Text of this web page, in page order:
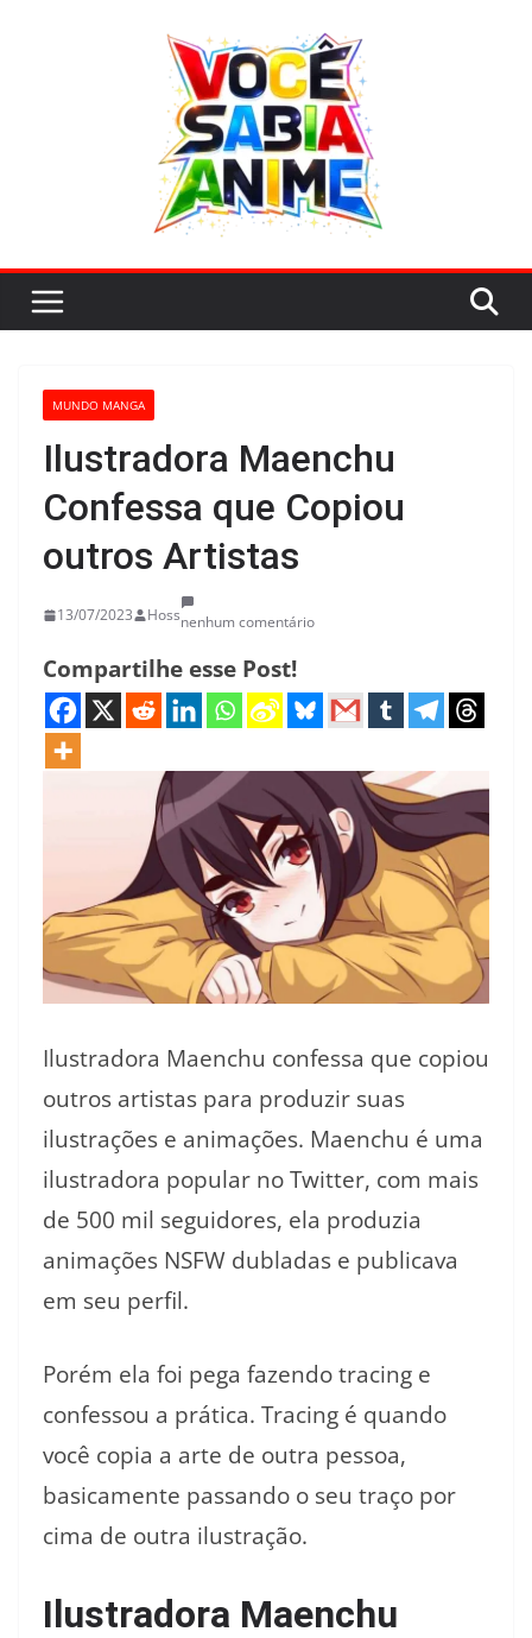
MUNDO MANGA
Ilustradora Maenchu
Confessa que Copiou
outros Artistas
13/07/2023 Hossnenhum comentário
Compartilhe esse Post!
Ilustradora Maenchu confessa que copiou
outros artistas para produzir suas
ilustrações e animações. Maenchu é uma
ilustradora popular no Twitter, com mais
de 500 mil seguidores, ela produzia
animações NSFW dubladas e publicava
em seu perfil.
Porém ela foi pega fazendo tracing e
confessou a prática. Tracing é quando
você copia a arte de outra pessoa,
basicamente passando o seu traço por
cima de outra ilustração.
Ilustradora Maenchu